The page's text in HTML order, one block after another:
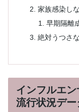
家族感染し
早期隔離
絶対うつさ
インフルエ
流行状況デー